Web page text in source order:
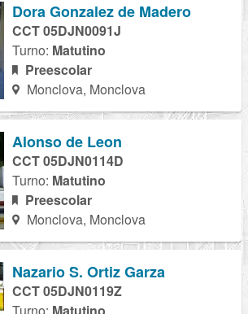
Dora Gonzalez de Madero
CCT 05DJN0091J
Turno: Matutino
Preescolar
Monclova, Monclova
Alonso de Leon
CCT 05DJN0114D
Turno: Matutino
Preescolar
Monclova, Monclova
Nazario S. Ortiz Garza
CCT 05DJN0119Z